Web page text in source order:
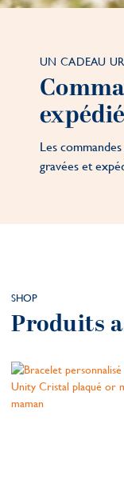
UN CADEAU
Les
gravées et
SHOP
Produits